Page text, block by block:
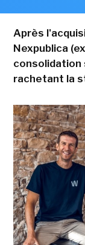
Après
Nexpublica
consolidation
rachetant la